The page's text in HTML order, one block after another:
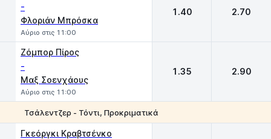
-
Φλοριάν Μπρόσκα
Αύριο στις 11:00
1.40 2.70
Ζόμπορ Πίρος
-
Μαξ Σοενχάους
Αύριο στις 11:00
1.35 2.90
Τσάλεντζερ - Τόντι, Προκριματικά
Γκεόργκι Κραβτσένκο